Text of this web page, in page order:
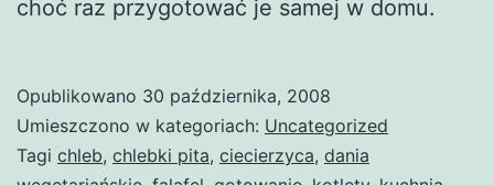
choć raz przygotować je samej w domu.
Opublikowano 30 października, 2008
Umieszczono w kategoriach: Uncategorized
Tagi chleb, chlebki pita, ciecierzyca, dania